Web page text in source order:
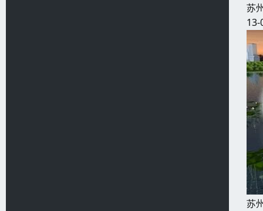
苏
13-
苏